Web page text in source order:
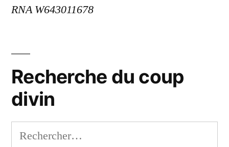
RNA W643011678
Recherche du coup
divin
Rechercher :